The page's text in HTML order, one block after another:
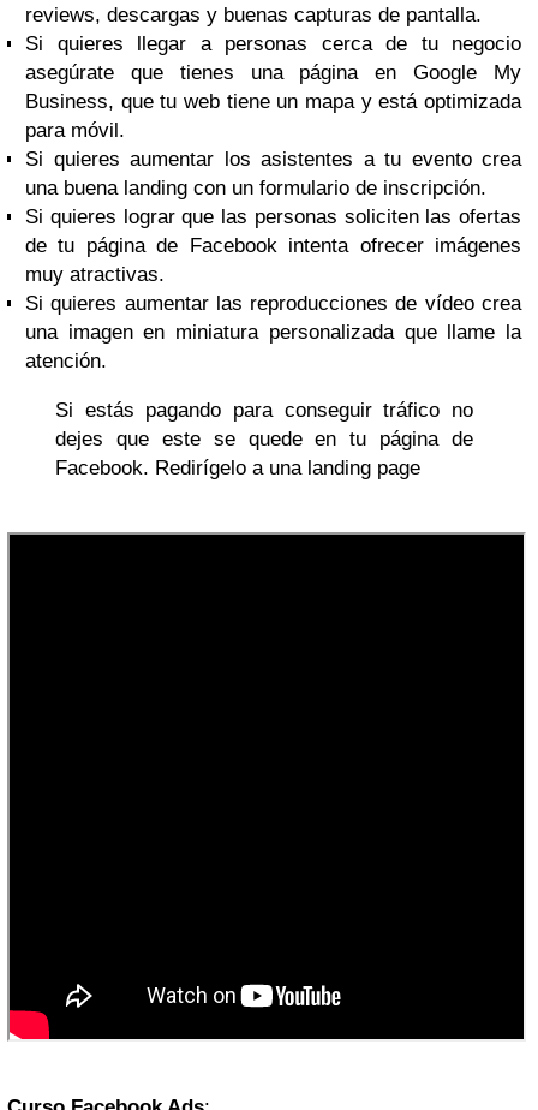
reviews, descargas y buenas capturas de pantalla.
Si quieres llegar a personas cerca de tu negocio
asegúrate que tienes una página en Google My
Business, que tu web tiene un mapa y está optimizada
para móvil.
Si quieres aumentar los asistentes a tu evento crea
una buena landing con un formulario de inscripción.
Si quieres lograr que las personas soliciten las ofertas
de tu página de Facebook intenta ofrecer imágenes
muy atractivas.
Si quieres aumentar las reproducciones de vídeo crea
una imagen en miniatura personalizada que llame la
atención.
Si estás pagando para conseguir tráfico no
dejes que este se quede en tu página de
Facebook. Redirígelo a una landing page